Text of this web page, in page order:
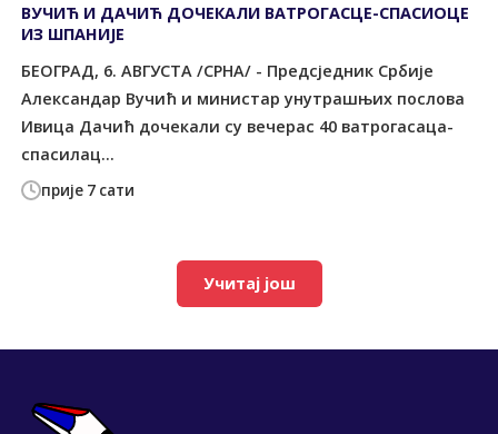
прије 7 сати
ВУЧИЋ И ДАЧИЋ ДОЧЕКАЛИ ВАТРОГАСЦЕ-СПАСИОЦЕ
ИЗ ШПАНИЈЕ
БЕОГРАД, 6. АВГУСТА /СРНА/ - Предсједник Србије
Александар Вучић и министар унутрашњих послова
Ивица Дачић дочекали су вечерас 40 ватрогасаца-
спасилац...
Учитај још